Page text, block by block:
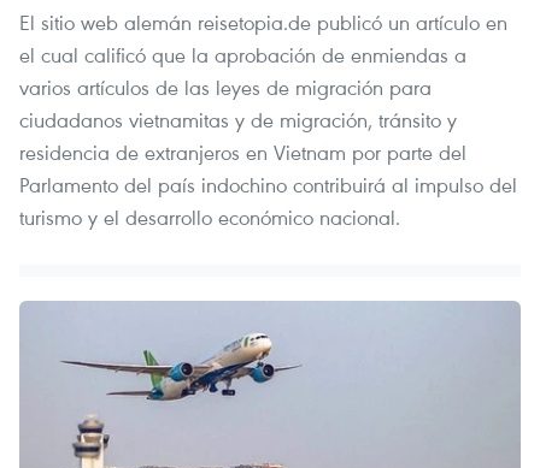
El sitio web alemán reisetopia.de publicó un artículo en
el cual calificó que la aprobación de enmiendas a
varios artículos de las leyes de migración para
ciudadanos vietnamitas y de migración, tránsito y
residencia de extranjeros en Vietnam por parte del
Parlamento del país indochino contribuirá al impulso del
turismo y el desarrollo económico nacional.